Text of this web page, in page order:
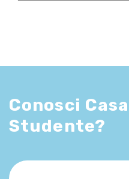
Conosci
Studente?